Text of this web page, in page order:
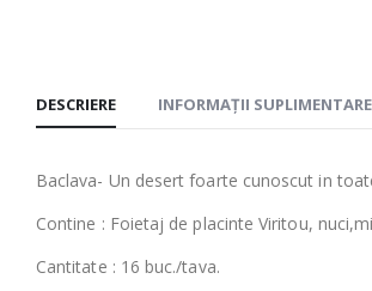
DESCRIERE INFORMAȚII SUPLIMENTARE
Baclava- Un desert foarte cunoscut in
Contine : Foietaj de placinte Viritou,
Cantitate : 16 buc./tava.